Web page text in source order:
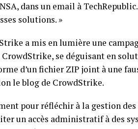
dans un email à
solutions. »
a mis en lumière une
CrowdStrike, se déguisant en
d’un fichier ZIP joint à une‌
le blog de CrowdStrike.
pour‌ réfléchir à la gestion
un accès administratif à des